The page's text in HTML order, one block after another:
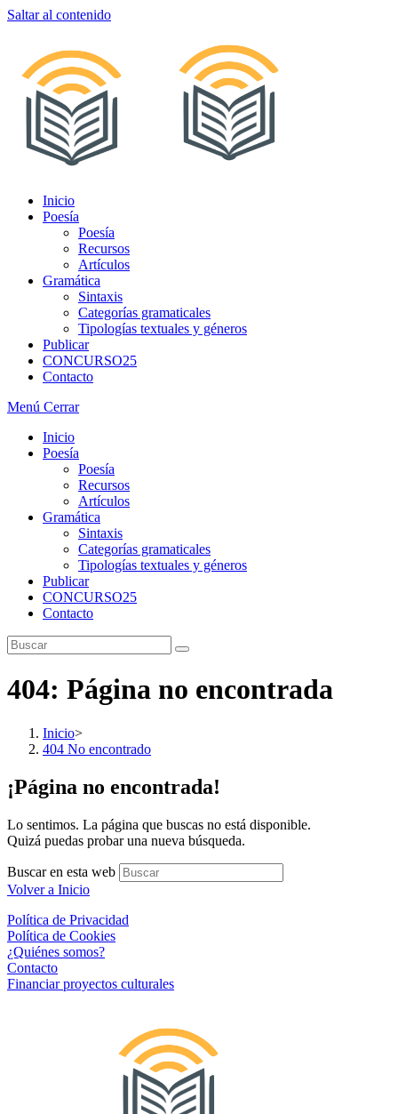
Saltar al contenido
Inicio
Poesía
Poesía
Recursos
Artículos
Gramática
Sintaxis
Categorías gramaticales
Tipologías textuales y géneros
Publicar
CONCURSO25
Contacto
Menú Cerrar
Inicio
Poesía
Poesía
Recursos
Artículos
Gramática
Sintaxis
Categorías gramaticales
Tipologías textuales y géneros
Publicar
CONCURSO25
Contacto
404: Página no encontrada
Inicio>
404 No encontrado
¡Página no encontrada!
Lo sentimos. La página que buscas no está disponible.
Quizá puedas probar una nueva búsqueda.
Buscar en esta web
Volver a Inicio
Política de Privacidad
Política de Cookies
¿Quiénes somos?
Contacto
Financiar proyectos culturales